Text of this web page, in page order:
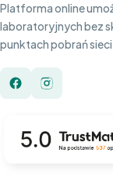
Platforma online
laboratoryjnych bez
punktach pobrań